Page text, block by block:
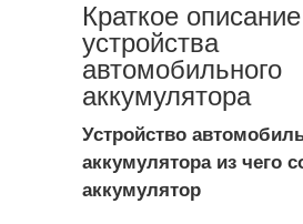
Краткое описание
устройства
автомобильного
аккумулятора
Устройство
аккумулятора из чего
аккумулятор